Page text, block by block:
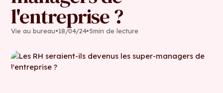
l'entreprise ?
Vie au bureau•18/04/24•5min de lecture